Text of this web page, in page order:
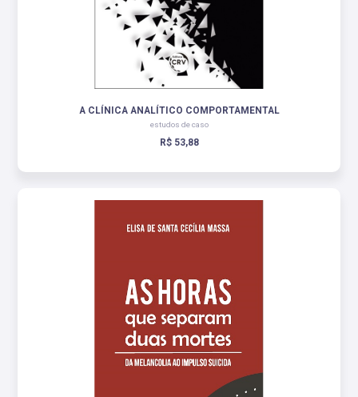
A CLÍNICA ANALÍTICO COMPORTAMENTAL
estudos de caso
R$ 53,88